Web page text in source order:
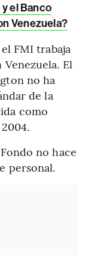
el Banco
Venezuela?
FMI trabaja
El
no ha
de la
como
no hace
personal.